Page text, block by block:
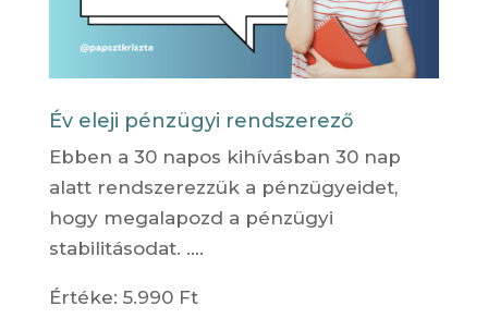
Év eleji pénzügyi rendszerező
Ebben a 30 napos kihívásban 30 nap
alatt rendszerezzük a pénzügyeidet,
hogy megalapozd a pénzügyi
stabilitásodat. ….
Értéke: 5.990 Ft